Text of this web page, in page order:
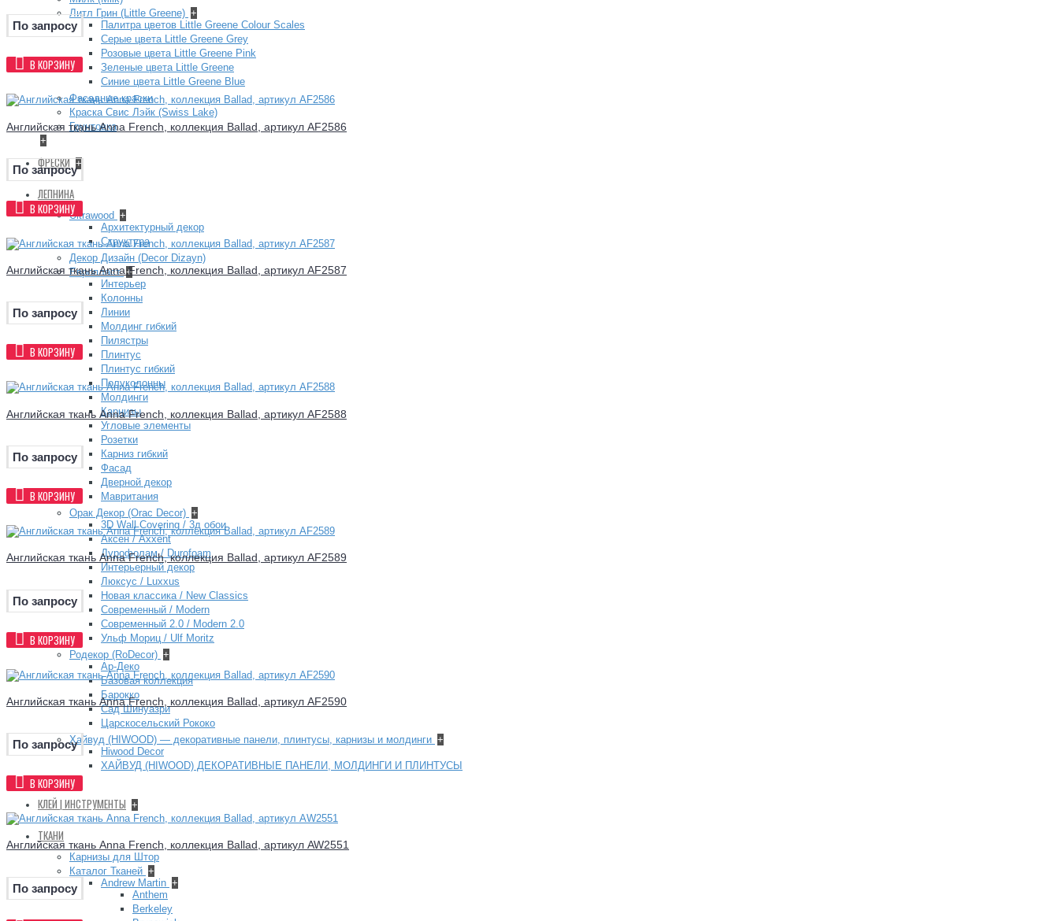
Литл Грин (Little Greene) +
Палитра цветов Little Greene Colour Scales
Серые цвета Little Greene Grey
Розовые цвета Little Greene Pink
Зеленые цвета Little Greene
Синие цвета Little Greene Blue
Фасадные краски
Краска Свис Лэйк (Swiss Lake)
Грунтовка
+
ФРЕСКИ +
ЛЕПНИНА
Ultrawood +
Архитектурный декор
Структура
Декор Дизайн (Decor Dizayn)
Европласт +
Интерьер
Колонны
Линии
Молдинг гибкий
Пилястры
Плинтус
Плинтус гибкий
Полуколонны
Молдинги
Карнизы
Угловые элементы
Розетки
Карниз гибкий
Фасад
Дверной декор
Мавритания
Орак Декор (Orac Decor) +
3D Wall Covering / 3д обои
Аксен / Axxent
Дурофолам / Durofoam
Интерьерный декор
Люксус / Luxxus
Новая классика / New Classics
Современный / Modern
Современный 2.0 / Modern 2.0
Ульф Мориц / Ulf Moritz
Родекор (RoDecor) +
Ар-Деко
Базовая коллекция
Барокко
Сад Шинуазри
Царскосельский Рококо
Хайвуд (HIWOOD) — декоративные панели, плинтусы, карнизы и молдинги +
Hiwood Decor
ХАЙВУД (HIWOOD) ДЕКОРАТИВНЫЕ ПАНЕЛИ, МОЛДИНГИ И ПЛИНТУСЫ
+
КЛЕЙ | ИНСТРУМЕНТЫ +
ТКАНИ
Карнизы для Штор
Каталог Тканей +
Andrew Martin +
Anthem
Berkeley
По запросу
В КОРЗИНУ
Английская ткань Anna French, коллекция Ballad, артикул AF2586
По запросу
В КОРЗИНУ
Английская ткань Anna French, коллекция Ballad, артикул AF2587
По запросу
В КОРЗИНУ
Английская ткань Anna French, коллекция Ballad, артикул AF2588
По запросу
В КОРЗИНУ
Английская ткань Anna French, коллекция Ballad, артикул AF2589
По запросу
В КОРЗИНУ
Английская ткань Anna French, коллекция Ballad, артикул AF2590
По запросу
В КОРЗИНУ
Английская ткань Anna French, коллекция Ballad, артикул AW2551
По запросу